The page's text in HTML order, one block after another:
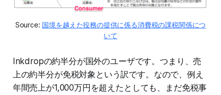
Source: 国境を越えた役務の提供に係る消費税の課税関係につ
いて
Inkdropの約半分が国外のユーザです。つまり、売
上の約半分が免税対象という訳です。なので、例え
年間売上が1,000万円を超えたとしても、まだ免税事